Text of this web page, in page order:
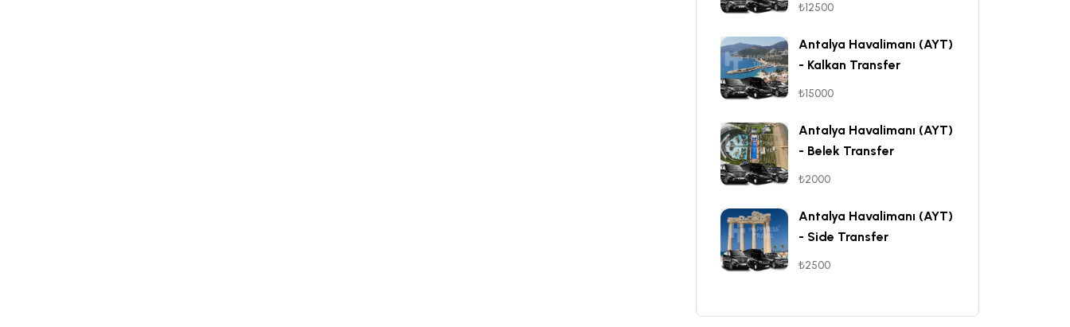
₺12500
Antalya Havalimanı (AYT)
- Kalkan Transfer
₺15000
Antalya Havalimanı (AYT)
- Belek Transfer
₺2000
Antalya Havalimanı (AYT)
- Side Transfer
₺2500